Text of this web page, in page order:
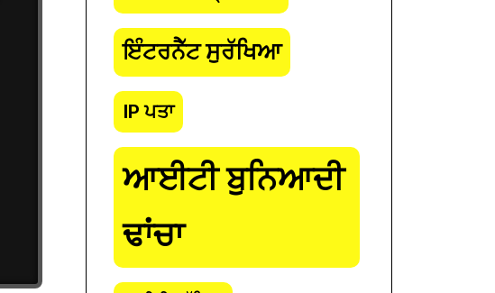
ਇੰਟਰਨੈੱਟ ਸੁਰੱਖਿਆ
IP ਪਤਾ
ਆਈਟੀ ਬੁਨਿਆਦੀ
ਢਾਂਚਾ